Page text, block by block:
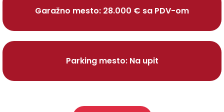
Garažno mesto: 28.000 € sa PDV-om
Parking mesto: Na upit